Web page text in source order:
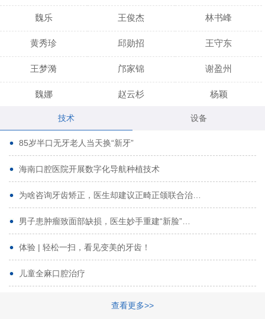
魏乐 王俊杰 林书峰
黄秀珍 邱勋招 王守东
王梦漪 邝家锦 谢盈州
魏娜 赵云杉 杨颖
黄启龙
代艳虹 林芳诚
曹香林 姜炳华
姚宗将 梁春晓
林夏羽 颜晶
路娜 商晔
周碧玲
技术 设备
85岁半口无牙老人当天换“新牙”
海南口腔医院开展数字化导航种植技术
为啥咨询牙齿矫正，医生却建议正畸正颌联合治…
男子患肿瘤致面部缺损，医生妙手重建“新脸”…
体验 | 轻松一扫，看见变美的牙齿！
儿童全麻口腔治疗
查看更多>>